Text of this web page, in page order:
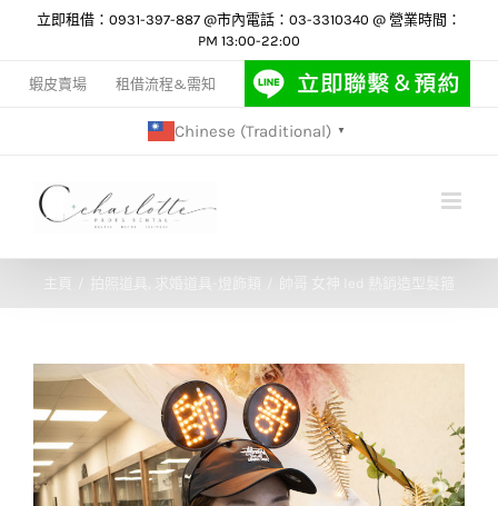
content
立即租借：0931-397-887 @市內電話：03-3310340 @ 營業時間：
PM 13:00-22:00
蝦皮賣場 租借流程&需知
Chinese (Traditional) ▼
拍照道具 求婚道具-燈飾類 帥哥 女神 led 熱銷造型髮箍